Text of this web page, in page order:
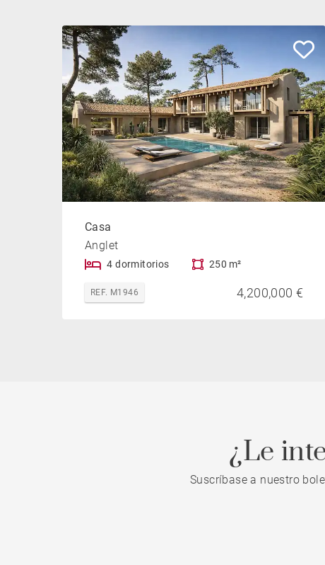
Casa
Anglet
4 dormitorios 250 m²
REF. M1946 4,200,000 €
¿Le
Suscríbase a nuestro